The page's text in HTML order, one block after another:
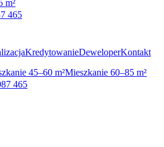
m²
465
KredytowanieDeweloperKontakt
45–60 m²Mieszkanie 60–85 m²
465